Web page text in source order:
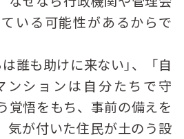
いる可能性があるからで
誰も助けに来ない｣、「自
ンションは自分たちで守
覚悟をもち、事前の備えを
気が付いた住民が土のう設